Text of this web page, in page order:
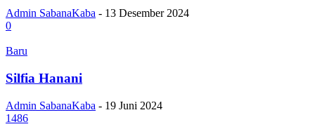
Admin SabanaKaba - 13 Desember 2024
0
Baru
Silfia Hanani
Admin SabanaKaba - 19 Juni 2024
1486